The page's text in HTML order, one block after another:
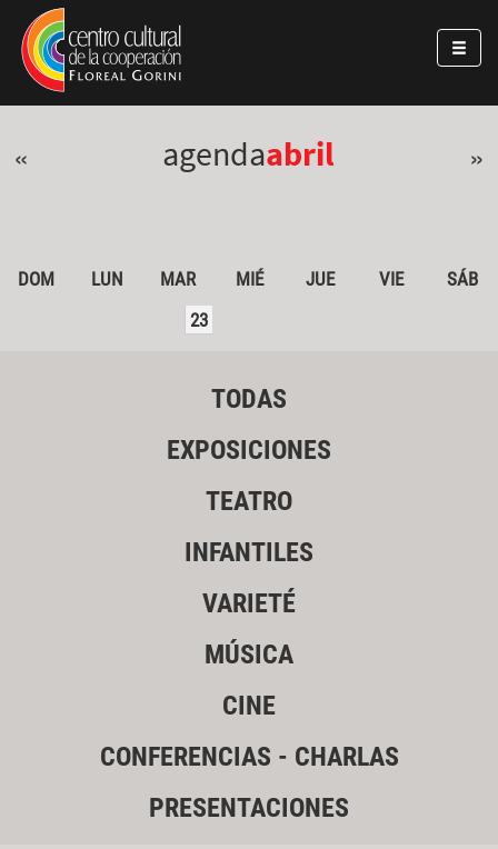
Pasar al contenido principal
Jump to main content
« agendaabril »
DOM LUN MAR MIÉ JUE VIE
SÁB
23
TODAS
EXPOSICIONES
TEATRO
INFANTILES
VARIETÉ
MÚSICA
CINE
CONFERENCIAS - CHARLAS
PRESENTACIONES